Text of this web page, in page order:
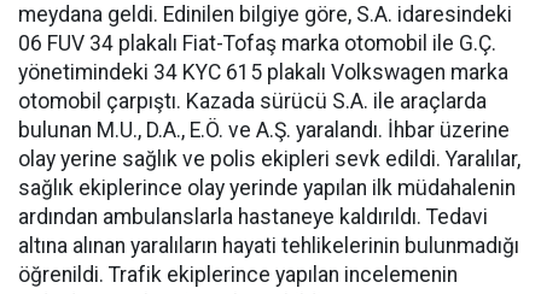
meydana geldi. Edinilen bilgiye göre, S.A. idaresindeki
06 FUV 34 plakalı Fiat-Tofaş marka otomobil ile G.Ç.
yönetimindeki 34 KYC 615 plakalı Volkswagen marka
otomobil çarpıştı. Kazada sürücü S.A. ile araçlarda
bulunan M.U., D.A., E.Ö. ve A.Ş. yaralandı. İhbar üzerine
olay yerine sağlık ve polis ekipleri sevk edildi. Yaralılar,
sağlık ekiplerince olay yerinde yapılan ilk müdahalenin
ardından ambulanslarla hastaneye kaldırıldı. Tedavi
altına alınan yaralıların hayati tehlikelerinin bulunmadığı
öğrenildi. Trafik ekiplerince yapılan incelemenin